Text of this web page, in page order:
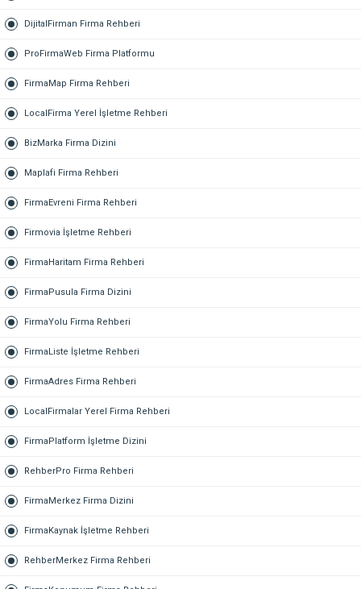
DijitalFirman Firma Rehberi
ProFirmaWeb Firma Platformu
FirmaMap Firma Rehberi
LocalFirma Yerel İşletme Rehberi
BizMarka Firma Dizini
Maplafi Firma Rehberi
FirmaEvreni Firma Rehberi
Firmovia İşletme Rehberi
FirmaHaritam Firma Rehberi
FirmaPusula Firma Dizini
FirmaYolu Firma Rehberi
FirmaListe İşletme Rehberi
FirmaAdres Firma Rehberi
LocalFirmalar Yerel Firma Rehberi
FirmaPlatform İşletme Dizini
RehberPro Firma Rehberi
FirmaMerkez Firma Dizini
FirmaKaynak İşletme Rehberi
RehberMerkez Firma Rehberi